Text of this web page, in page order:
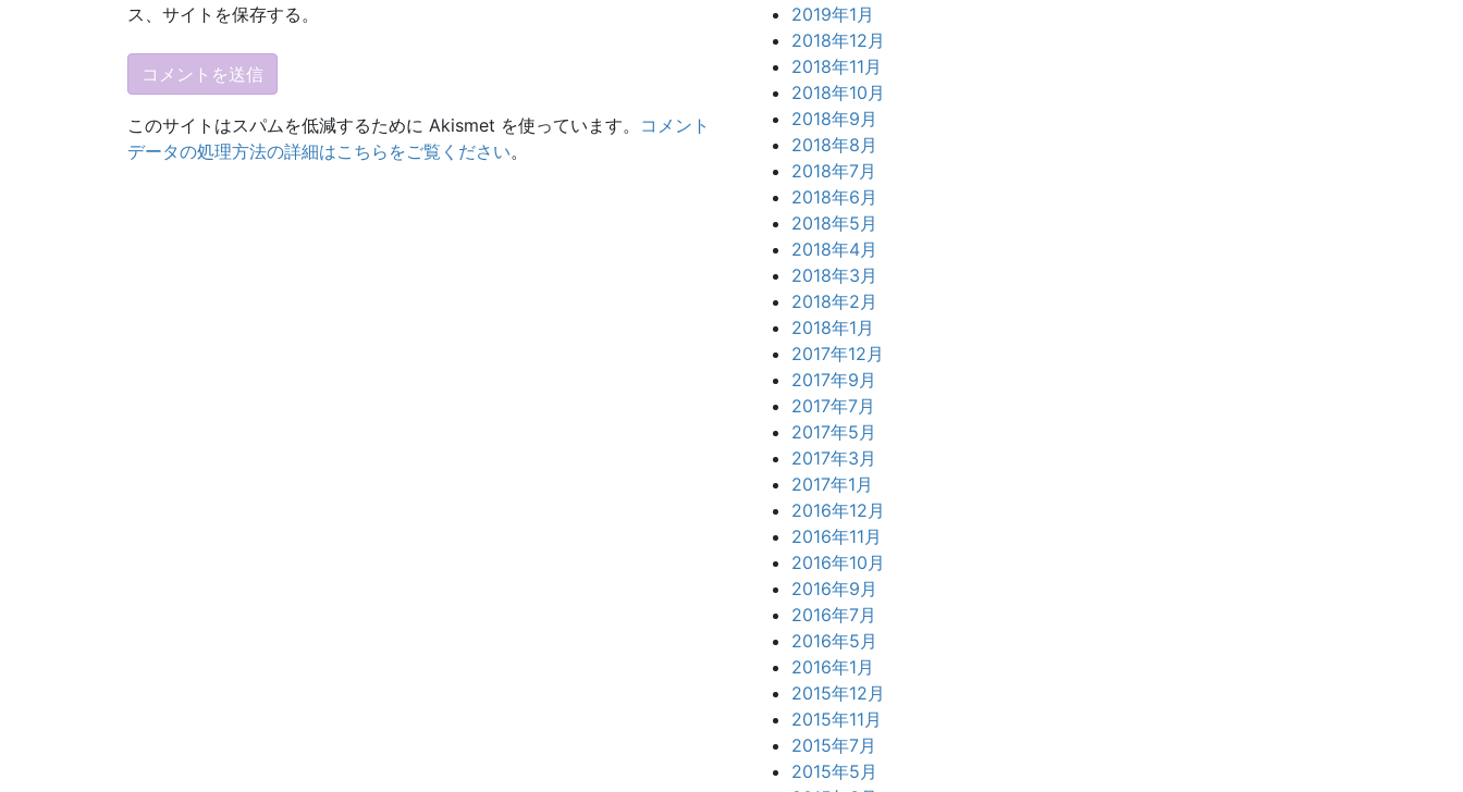
ス、サイトを保存する。
このサイトはスパムを低減するために Akismet を使っています。 コメント
データの処理方法の詳細はこちらをご覧ください。
2019年1月
2018年12月
2018年11月
2018年10月
2018年9月
2018年8月
2018年7月
2018年6月
2018年5月
2018年4月
2018年3月
2018年2月
2018年1月
2017年12月
2017年9月
2017年7月
2017年5月
2017年3月
2017年1月
2016年12月
2016年11月
2016年10月
2016年9月
2016年7月
2016年5月
2016年1月
2015年12月
2015年11月
2015年7月
2015年5月